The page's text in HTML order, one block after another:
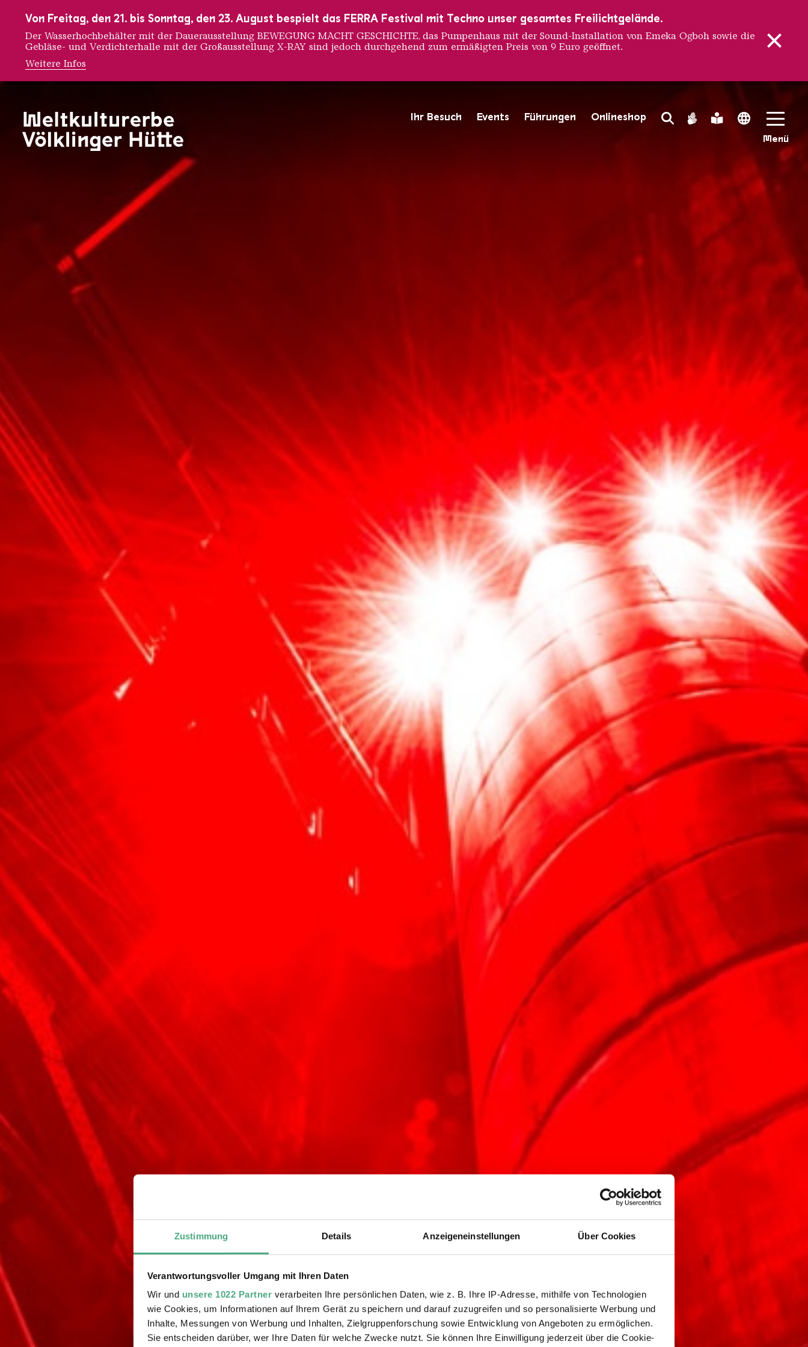
Zustimmung Details Anzeigeneinstellungen Über Cookies
Verantwortungsvoller Umgang mit Ihren Daten
Wir und unsere 1022 Partner verarbeiten Ihre persönlichen Daten, wie z. B. Ihre IP-Adresse, mithilfe von Technologien
wie Cookies, um Informationen auf Ihrem Gerät zu speichern und darauf zuzugreifen und so personalisierte Werbung und
Inhalte, Messungen von Werbung und Inhalten, Zielgruppenforschung sowie Entwicklung von Angeboten zu ermöglichen.
Sie entscheiden darüber, wer Ihre Daten für welche Zwecke nutzt. Sie können Ihre Einwilligung jederzeit über die Cookie-
Search Toggle
Menü
Gebärdensprache
Leichte Sprache
Language
Ihr Besuch Events Führungen Onlineshop
1200° - MUSIK
1.9. – 17.9.23
Von Freitag, den 21. bis Sonntag, den 23. August bespielt das FERRA Festival mit Techno unser gesamtes Freilichtgelände.
Der Wasserhochbehälter mit der Dauerausstellung BEWEGUNG MACHT GESCHICHTE, das Pumpenhaus mit der Sound-Installation von Emeka Ogboh sowie die
Gebläse- und Verdichterhalle mit der Großausstellung X-RAY sind jedoch durchgehend zum ermäßigten Preis von 9 Euro geöffnet.
Weitere Infos